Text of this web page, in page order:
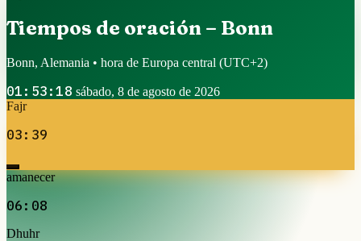
Tiempos de oración – Bonn
Bonn, Alemania • hora de Europa central (UTC+2)
01:53:18 sábado, 8 de agosto de 2026
Fajr
03:39
amanecer
06:08
Dhuhr